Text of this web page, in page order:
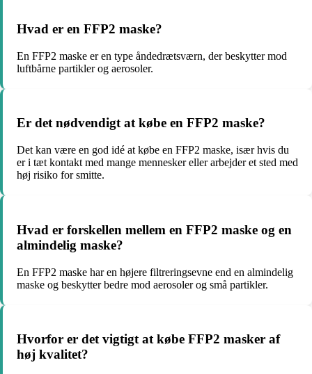
Hvad er en FFP2 maske?
En FFP2 maske er en type åndedrætsværn, der beskytter mod
luftbårne partikler og aerosoler.
Er det nødvendigt at købe en FFP2 maske?
Det kan være en god idé at købe en FFP2 maske, især hvis du
er i tæt kontakt med mange mennesker eller arbejder et sted med
høj risiko for smitte.
Hvad er forskellen mellem en FFP2 maske og en
almindelig maske?
En FFP2 maske har en højere filtreringsevne end en almindelig
maske og beskytter bedre mod aerosoler og små partikler.
Hvorfor er det vigtigt at købe FFP2 masker af
høj kvalitet?